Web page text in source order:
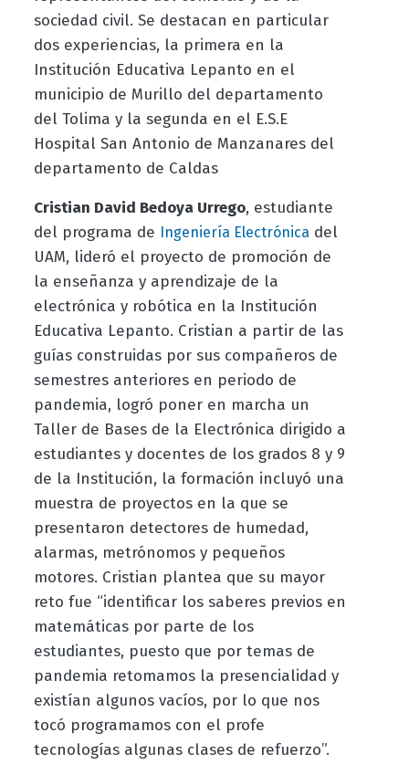
sociedad civil. Se destacan en particular
dos experiencias, la primera en la
Institución Educativa Lepanto en el
municipio de Murillo del departamento
del Tolima y la segunda en el E.S.E
Hospital San Antonio de Manzanares del
departamento de Caldas
Cristian David Bedoya Urrego, estudiante
del programa de
Ingeniería Electrónicadel
UAM, lideró el proyecto de promoción de
la enseñanza y aprendizaje de la
electrónica y robótica en la Institución
Educativa Lepanto. Cristian a partir de las
guías construidas por sus compañeros de
semestres anteriores en periodo de
pandemia, logró poner en marcha un
Taller de Bases de la Electrónica dirigido a
estudiantes y docentes de los grados 8 y 9
de la Institución, la formación incluyó una
muestra de proyectos en la que se
presentaron detectores de humedad,
alarmas, metrónomos y pequeños
motores. Cristian plantea que su mayor
reto fue “identificar los saberes previos en
matemáticas por parte de los
estudiantes, puesto que por temas de
pandemia retomamos la presencialidad y
existían algunos vacíos, por lo que nos
tocó programamos con el profe
tecnologías algunas clases de refuerzo”.